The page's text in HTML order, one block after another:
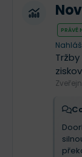
PRÁVĚ